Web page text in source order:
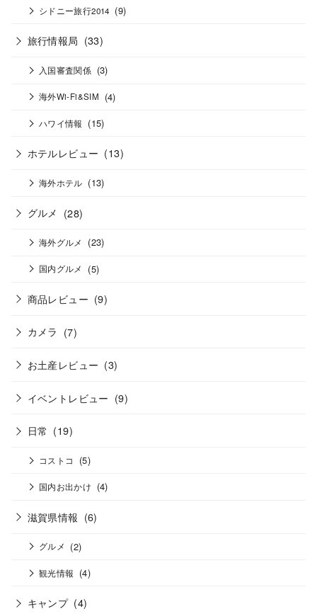
シドニー旅行2014 (9)
旅行情報局 (33)
入国審査関係 (3)
海外Wi-Fi&SIM (4)
ハワイ情報 (15)
ホテルレビュー (13)
海外ホテル (13)
グルメ (28)
海外グルメ (23)
国内グルメ (5)
商品レビュー (9)
カメラ (7)
お土産レビュー (3)
イベントレビュー (9)
日常 (19)
コストコ (5)
国内お出かけ (4)
滋賀県情報 (6)
グルメ (2)
観光情報 (4)
キャンプ (4)